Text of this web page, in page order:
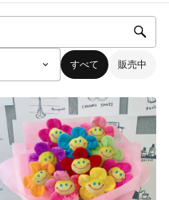
すべて 販売中